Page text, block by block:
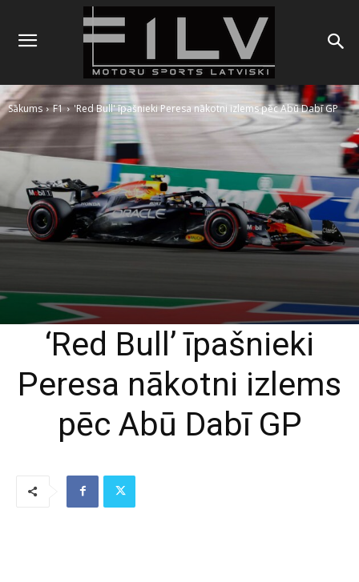
Sākums F1 'Red Bull' īpašnieki Peresa nākotni izlems pēc Abū Dabī GP
‘Red Bull’ īpašnieki
Peresa nākotni izlems
pēc Abū Dabī GP